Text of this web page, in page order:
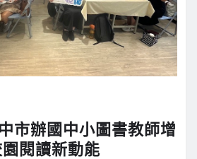
市辦國中小圖書教師增
閱讀新動能